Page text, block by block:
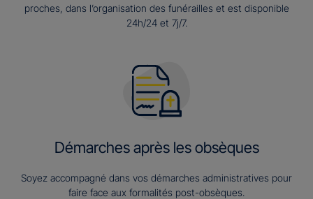
proches, dans l’organisation des funérailles et est disponible
24h/24 et 7j/7.
Démarches après les obsèques
Soyez accompagné dans vos démarches administratives pour
faire face aux formalités post-obsèques.